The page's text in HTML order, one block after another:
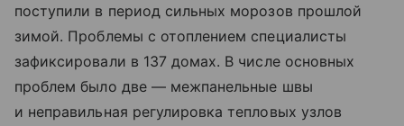
поступили в период сильных морозов прошлой
зимой. Проблемы с отоплением специалисты
зафиксировали в 137 домах. В числе основных
проблем было две — межпанельные швы
и неправильная регулировка тепловых узлов